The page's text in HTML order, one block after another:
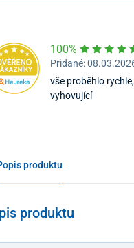
100%
Pridané:
vše proběhlo
vyhovující
produktu
produktu